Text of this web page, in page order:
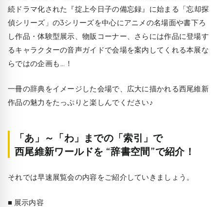
続ドラマ化された『掟上今日子の備忘録』に始まる 「忘却探
偵シリーズ」 の3シリーズを中心にアニメの名場面や書下ろ
し作品・体験型展示、物販コーナー、さらには作品に登場す
るキャラクターの音声ガイドで会場を案内してくれる本展な
らではの企画も…！
一冊の辞典をイメージした会場で、広大に描かれる西尾維新
作品の魅力をたっぷりと楽しんでください♪
「あ」～「わ」までの「索引」で
西尾維新ワールドを “辞書空間”で紹介！
それでは早速展覧会の内容をご紹介していきましょう。
■ 展示内容